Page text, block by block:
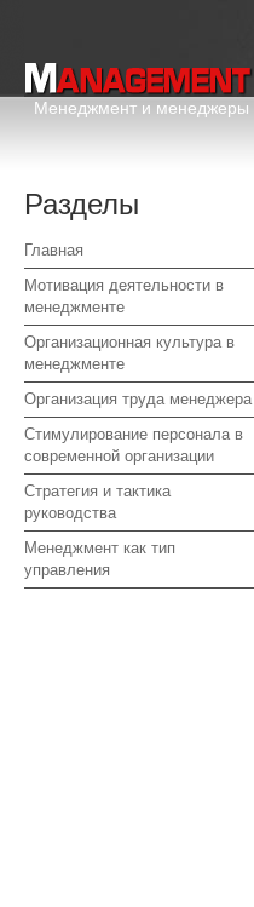
Менеджмент и менеджеры
Разделы
Главная
Мотивация деятельности в
менеджменте
Организационная культура в
менеджменте
Организация труда менеджера
Стимулирование персонала в
современной организации
Стратегия и тактика
руководства
Менеджмент как тип
управления